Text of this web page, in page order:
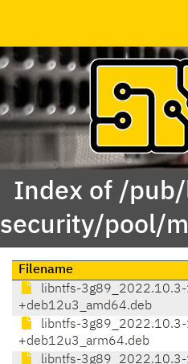
Index of /
security/pool/
Filename
libntfs-3g89_2022.10.3-
+deb12u3_amd64.deb
libntfs-3g89_2022.10.3-
+deb12u3_arm64.deb
libntfs-3g89_2022.10.3-